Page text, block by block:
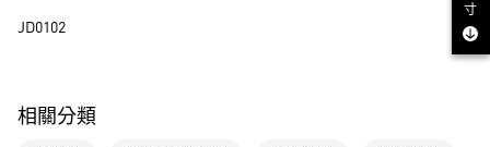
每筆NT$80，滿NT$1,500(含以上)免運費
JD0102
相關分類
寸